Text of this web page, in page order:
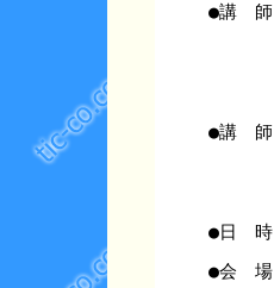
●講 師
●講 師
●日 時
●会 場